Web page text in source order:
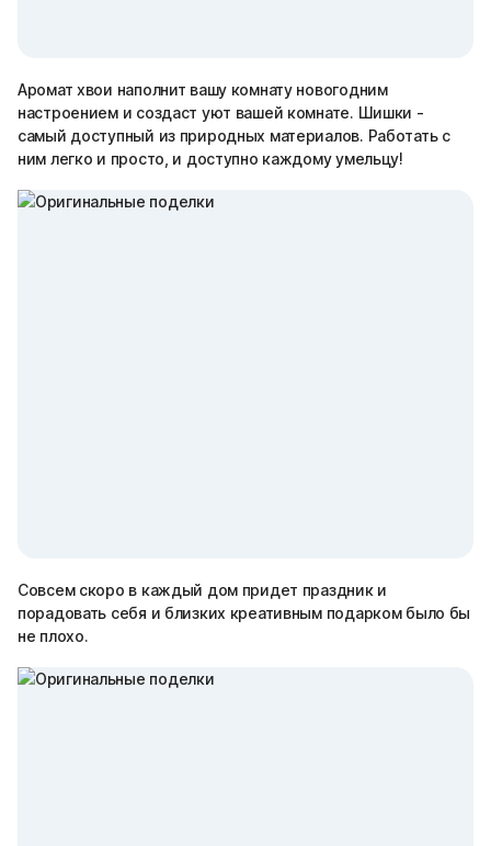
Аромат хвои наполнит вашу комнату новогодним
настроением и создаст уют вашей комнате. Шишки -
самый доступный из природных материалов. Работать с
ним легко и просто, и доступно каждому умельцу!
Совсем скоро в каждый дом придет праздник и
порадовать себя и близких креативным подарком было бы
не плохо.